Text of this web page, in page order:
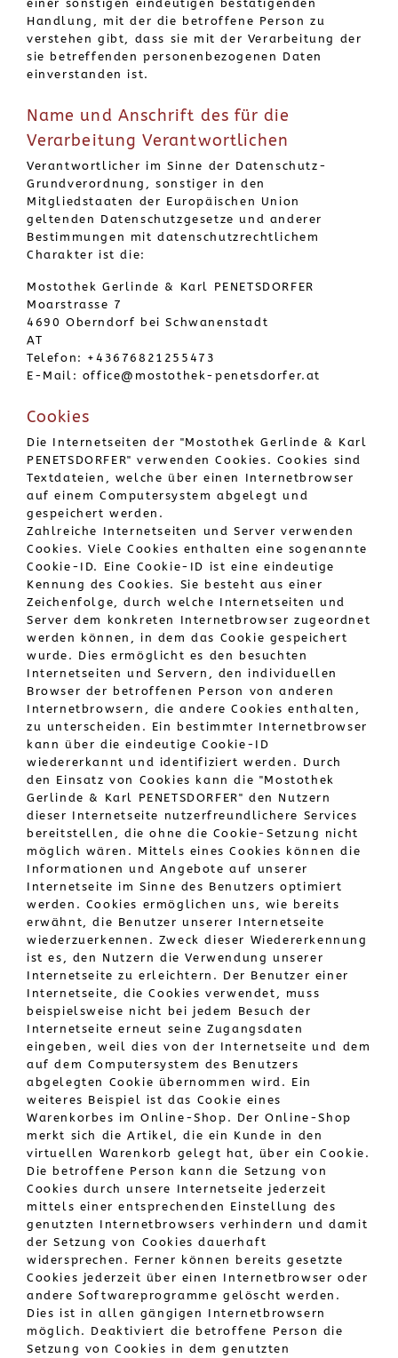
einer sonstigen eindeutigen bestätigenden
Handlung, mit der die betroffene Person zu
verstehen gibt, dass sie mit der Verarbeitung der
sie betreffenden personenbezogenen Daten
einverstanden ist.
Name und Anschrift des für die
Verarbeitung Verantwortlichen
Verantwortlicher im Sinne der Datenschutz-
Grundverordnung, sonstiger in den
Mitgliedstaaten der Europäischen Union
geltenden Datenschutzgesetze und anderer
Bestimmungen mit datenschutzrechtlichem
Charakter ist die:
Mostothek Gerlinde & Karl PENETSDORFER
Moarstrasse 7
4690 Oberndorf bei Schwanenstadt
AT
Telefon: +43676821255473
E-Mail: office@mostothek-penetsdorfer.at
Cookies
Die Internetseiten der "Mostothek Gerlinde & Karl
PENETSDORFER" verwenden Cookies. Cookies sind
Textdateien, welche über einen Internetbrowser
auf einem Computersystem abgelegt und
gespeichert werden.
Zahlreiche Internetseiten und Server verwenden
Cookies. Viele Cookies enthalten eine sogenannte
Cookie-ID. Eine Cookie-ID ist eine eindeutige
Kennung des Cookies. Sie besteht aus einer
Zeichenfolge, durch welche Internetseiten und
Server dem konkreten Internetbrowser zugeordnet
werden können, in dem das Cookie gespeichert
wurde. Dies ermöglicht es den besuchten
Internetseiten und Servern, den individuellen
Browser der betroffenen Person von anderen
Internetbrowsern, die andere Cookies enthalten,
zu unterscheiden. Ein bestimmter Internetbrowser
kann über die eindeutige Cookie-ID
wiedererkannt und identifiziert werden. Durch
den Einsatz von Cookies kann die "Mostothek
Gerlinde & Karl PENETSDORFER" den Nutzern
dieser Internetseite nutzerfreundlichere Services
bereitstellen, die ohne die Cookie-Setzung nicht
möglich wären. Mittels eines Cookies können die
Informationen und Angebote auf unserer
Internetseite im Sinne des Benutzers optimiert
werden. Cookies ermöglichen uns, wie bereits
erwähnt, die Benutzer unserer Internetseite
wiederzuerkennen. Zweck dieser Wiedererkennung
ist es, den Nutzern die Verwendung unserer
Internetseite zu erleichtern. Der Benutzer einer
Internetseite, die Cookies verwendet, muss
beispielsweise nicht bei jedem Besuch der
Internetseite erneut seine Zugangsdaten
eingeben, weil dies von der Internetseite und dem
auf dem Computersystem des Benutzers
abgelegten Cookie übernommen wird. Ein
weiteres Beispiel ist das Cookie eines
Warenkorbes im Online-Shop. Der Online-Shop
merkt sich die Artikel, die ein Kunde in den
virtuellen Warenkorb gelegt hat, über ein Cookie.
Die betroffene Person kann die Setzung von
Cookies durch unsere Internetseite jederzeit
mittels einer entsprechenden Einstellung des
genutzten Internetbrowsers verhindern und damit
der Setzung von Cookies dauerhaft
widersprechen. Ferner können bereits gesetzte
Cookies jederzeit über einen Internetbrowser oder
andere Softwareprogramme gelöscht werden.
Dies ist in allen gängigen Internetbrowsern
möglich. Deaktiviert die betroffene Person die
Setzung von Cookies in dem genutzten